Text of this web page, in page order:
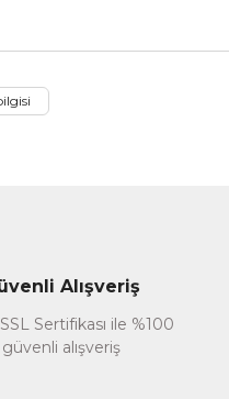
yetersiz gördüğünüz
Alışveriş
Sertifikası ile %100
güvenli alışveriş